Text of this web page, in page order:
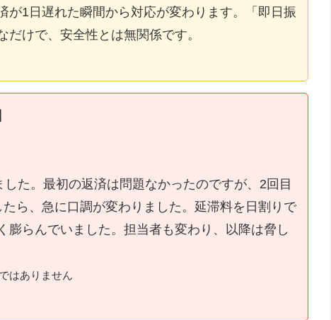
が1日遅れた瞬間から対応が変わります。「即日振
けで、安全性とは無関係です。
た。最初の返済は問題なかったのですが、2回目
ら、急に口調が変わりました。延滞料を日割りで
膨らんでいました。担当者も変わり、以降は脅し
はありません